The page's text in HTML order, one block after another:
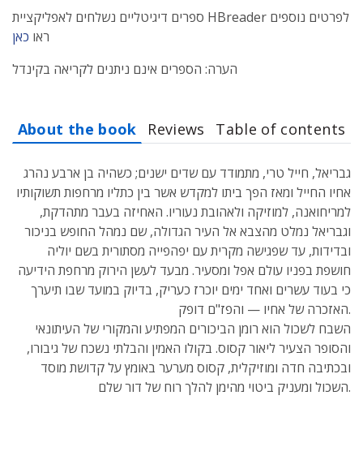
ספרים דיגיטליים נשלחים לאפליקציית HBreader לפרטים נוספים
ראו כאן
הערה: הספרים אינם ניתנים לקריאה בקינדל
About the book Reviews Table of contents
גבריאל, חייל טרי, מתמודד עם שדים ישנים; כשהיה בן ארבע נהרג
אחיו החייל ומאז הפך ביתו למקדש אשר בין כתליו מרחפות תשוקותיו
למריחואנה, למוזיקה ולאהובת נעוריו. האחיזה בעבר מתהדקת,
וגבריאל נמלט מהצבא אל העיר הגדולה, שם נמהל החופש בניכור
ובדידות, עד שפגישה מקרית עם יפהפייה מסתורית בשם יוליה
חושפת בפניו עולם אפל ומסעיר. מבעד לעשן הירוק מרחפת הידיעה
כי בעוד עשרים ואחד ימים יוכרז כעריק, בדיוק במועד שבו תיערך
האזכרה של אחיו — והפז"ם דופק.
השבח לשכול הוא רומן הביכורים המפתיע והמקורי של העיתונאי
והסופר הצעיר ליאור קסוס. בקולו האמין והבלתי נשכח של גיבורו,
ובכתיבה חדה ומוזיקלית, קסוס מערער באומץ על קדושת מוסד
השכול ומעניק ביטוי מהימן להלך רוח של דור שלם.